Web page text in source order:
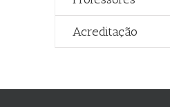
Acreditação